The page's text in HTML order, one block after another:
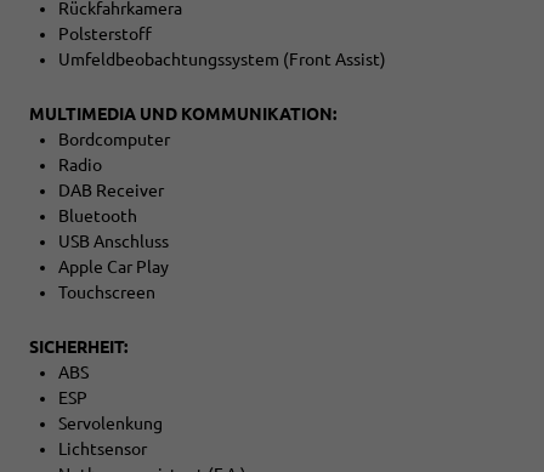
Rückfahrkamera
Polsterstoff
Umfeldbeobachtungssystem (Front Assist)
MULTIMEDIA UND KOMMUNIKATION:
Bordcomputer
Radio
DAB Receiver
Bluetooth
USB Anschluss
Apple Car Play
Touchscreen
SICHERHEIT:
ABS
ESP
Servolenkung
Lichtsensor